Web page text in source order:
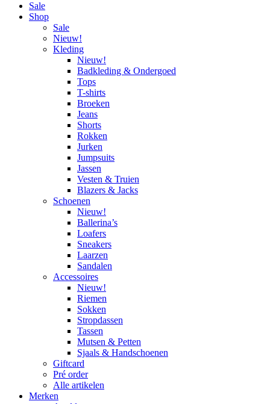
Sale
Shop
Sale
Nieuw!
Kleding
Nieuw!
Badkleding & Ondergoed
Tops
T-shirts
Broeken
Jeans
Shorts
Rokken
Jurken
Jumpsuits
Jassen
Vesten & Truien
Blazers & Jacks
Schoenen
Nieuw!
Ballerina’s
Loafers
Sneakers
Laarzen
Sandalen
Accessoires
Nieuw!
Riemen
Sokken
Stropdassen
Tassen
Mutsen & Petten
Sjaals & Handschoenen
Giftcard
Pré order
Alle artikelen
Merken